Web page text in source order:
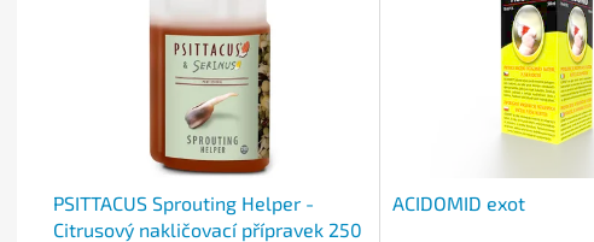
PSITTACUS Sprouting Helper -
Citrusový nakličovací přípravek 250
ACIDOMID exot